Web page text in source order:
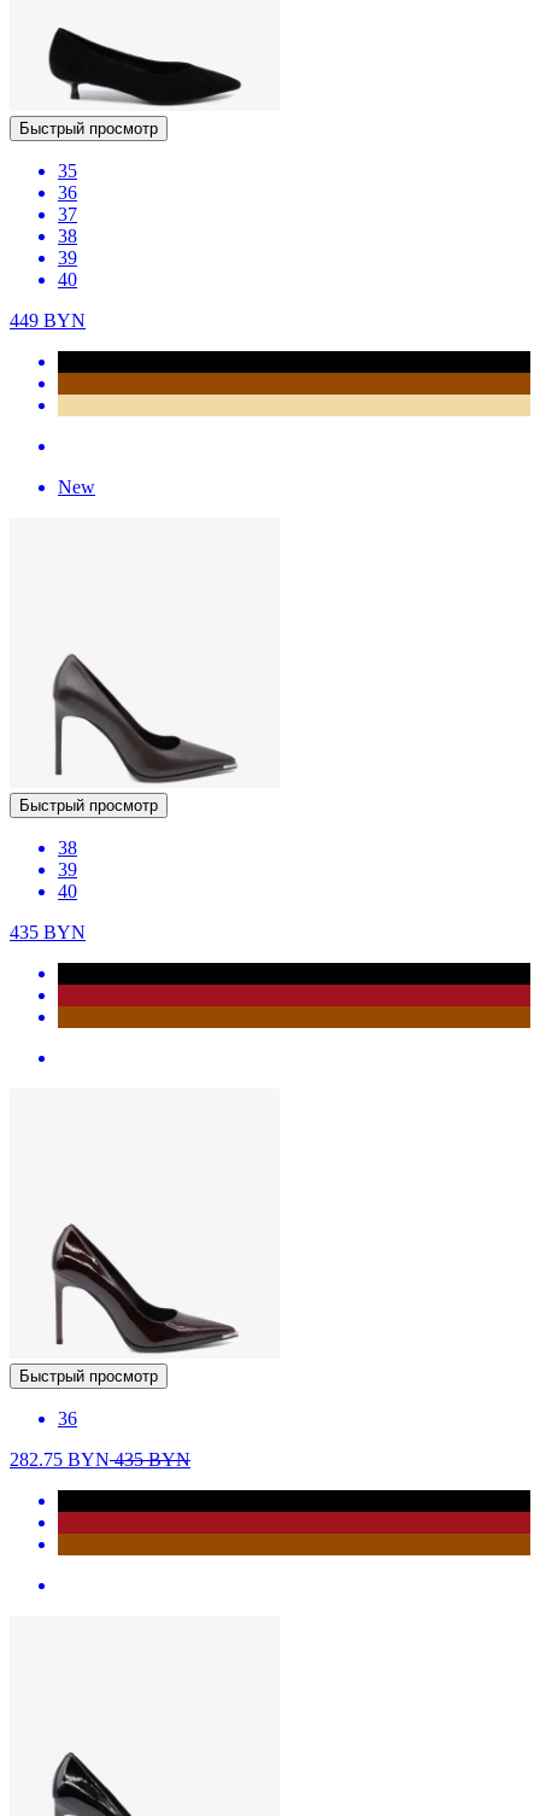
Быстрый просмотр
35
36
37
38
39
40
449 BYN
New
Быстрый просмотр
38
39
40
435 BYN
Быстрый просмотр
36
282.75 BYN435BYN